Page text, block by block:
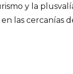
y la
las cercanías